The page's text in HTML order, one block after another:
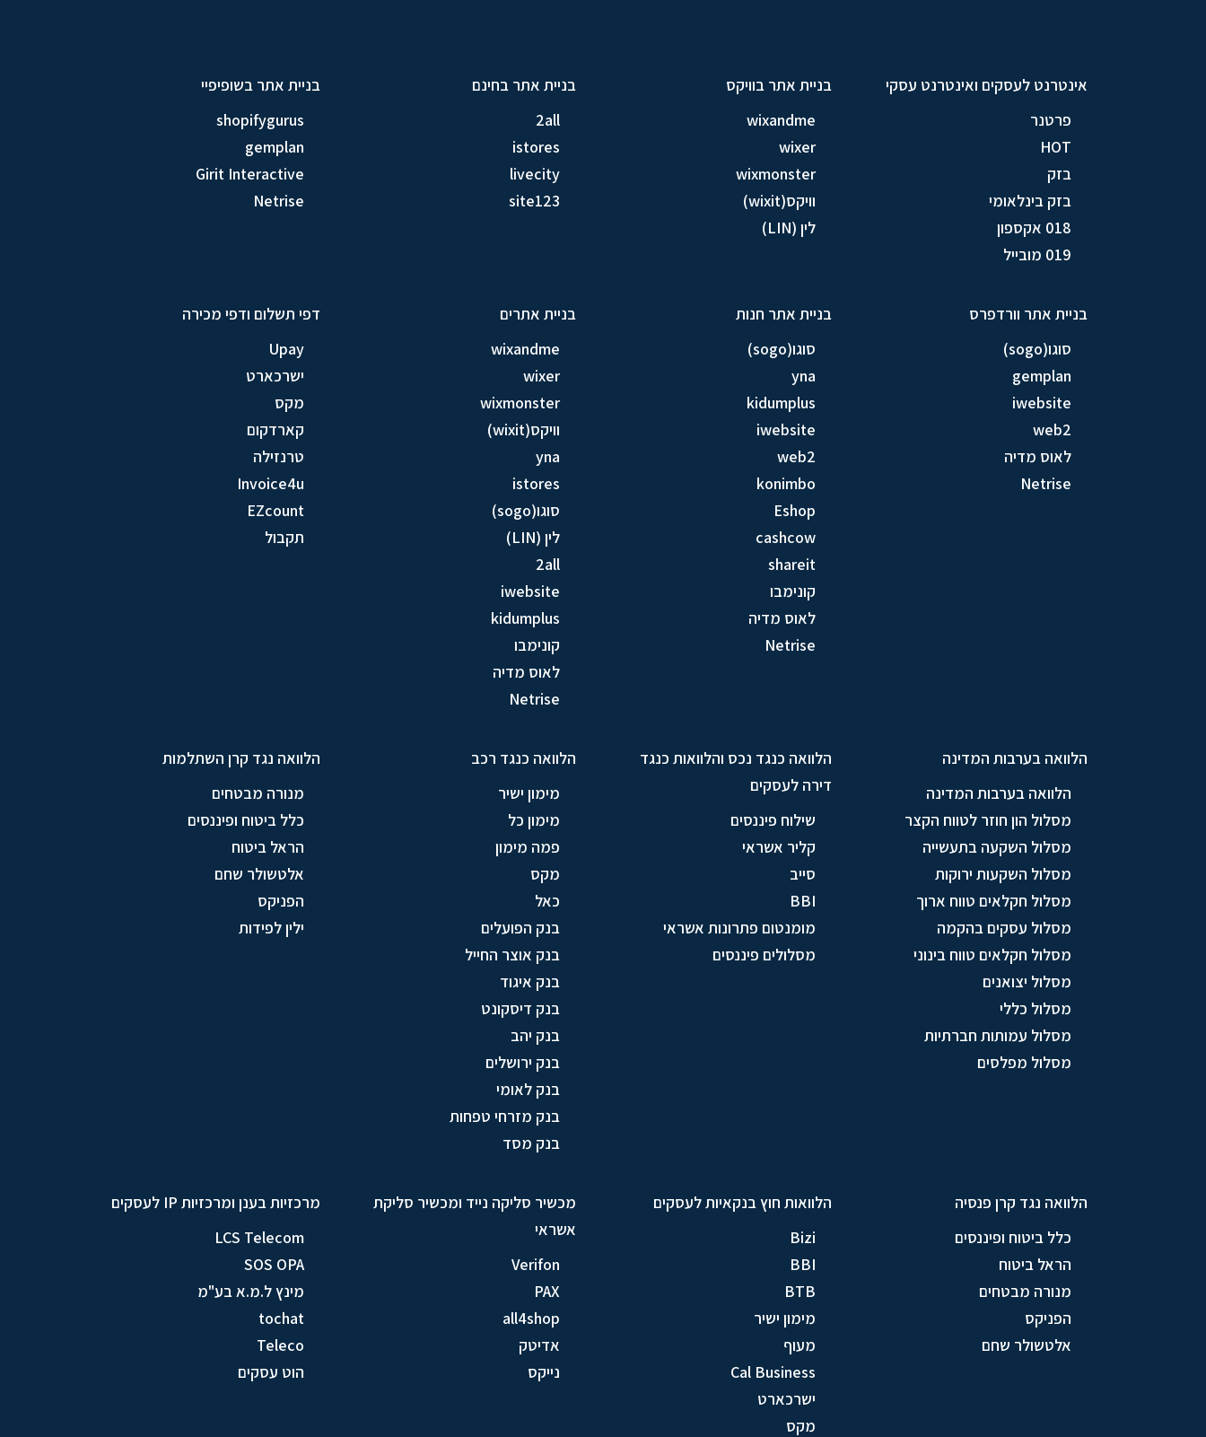
אינטרנט לעסקים ואינטרנט עסקי
פרטנר
HOT
בזק
בזק בינלאומי
018 אקספון
019 מובייל
בניית אתר בוויקס
wixandme
wixer
wixmonster
וויקס(wixit)
לין (LIN)
בניית אתר בחינם
2all
istores
livecity
site123
בניית אתר בשופיפיי
shopifygurus
gemplan
Girit Interactive
Netrise
בניית אתר וורדפרס
סוגו(sogo)
gemplan
iwebsite
web2
לאוס מדיה
Netrise
בניית אתר חנות
סוגו(sogo)
yna
kidumplus
iwebsite
web2
konimbo
Eshop
cashcow
shareit
קונימבו
לאוס מדיה
Netrise
בניית אתרים
wixandme
wixer
wixmonster
וויקס(wixit)
yna
istores
סוגו(sogo)
לין (LIN)
2all
iwebsite
kidumplus
קונימבו
לאוס מדיה
Netrise
דפי תשלום ודפי מכירה
Upay
ישרכארט
מקס
קארדקום
טרנזילה
Invoice4u
EZcount
תקבול
הלוואה בערבות המדינה
הלוואה בערבות המדינה
מסלול הון חוזר לטווח הקצר
מסלול השקעה בתעשייה
מסלול השקעות ירוקות
מסלול חקלאים טווח ארוך
מסלול עסקים בהקמה
מסלול חקלאים טווח בינוני
מסלול יצואנים
מסלול כללי
מסלול עמותות חברתיות
מסלול מפלסים
הלוואה כנגד נכס והלוואות כנגד
דירה לעסקים
שילוח פיננסים
קליר אשראי
סייב
BBI
מומנטום פתרונות אשראי
מסלולים פיננסים
הלוואה כנגד רכב
מימון ישיר
מימון כל
פמה מימון
מקס
כאל
בנק הפועלים
בנק אוצר החייל
בנק איגוד
בנק דיסקונט
בנק יהב
בנק ירושלים
בנק לאומי
בנק מזרחי טפחות
בנק מסד
הלוואה נגד קרן השתלמות
מנורה מבטחים
כלל ביטוח ופיננסים
הראל ביטוח
אלטשולר שחם
הפניקס
ילין לפידות
הלוואה נגד קרן פנסיה
כלל ביטוח ופיננסים
הראל ביטוח
מנורה מבטחים
הפניקס
אלטשולר שחם
הלוואות חוץ בנקאיות לעסקים
Bizi
BBI
BTB
מימון ישיר
מעוף
Cal Business
ישרכארט
מקס
מכשיר סליקה נייד ומכשיר סליקת
אשראי
Verifon
PAX
all4shop
אדיטק
נייקס
מרכזיות בענן ומרכזיות IP לעסקים
LCS Telecom
SOS OPA
מינץ ל.מ.א בע"מ
tochat
Teleco
הוט עסקים